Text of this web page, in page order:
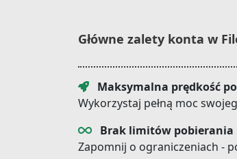
Główne zalety konta w
Maksymalna prędkość
Wykorzystaj pełną moc
Brak limitów pobierania
Zapomnij o ograniczeniach -